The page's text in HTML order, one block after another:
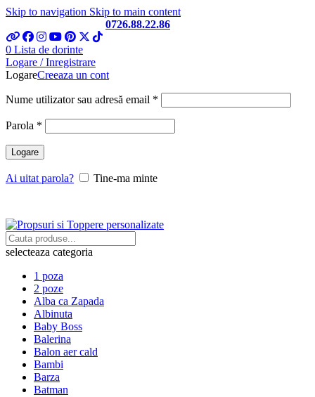
Skip to navigation Skip to main content
0726.88.22.86
0 Lista de dorinte
Logare / Inregistrare
LogareCreeaza un cont
Nume utilizator sau adresă email *
Parola *
Logare
Ai uitat parola? Tine-ma minte
selecteaza categoria
1 poza
2 poze
Alba ca Zapada
Albinuta
Baby Boss
Balerina
Balon aer cald
Bambi
Barza
Batman